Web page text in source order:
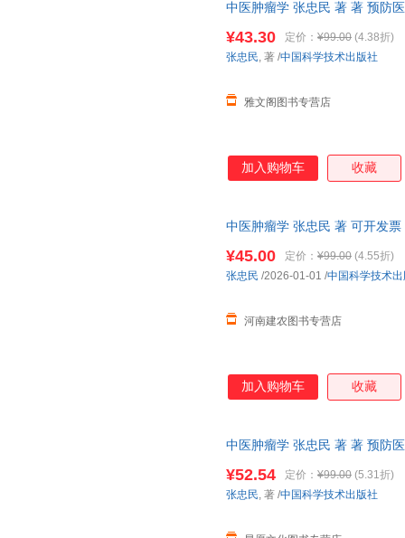
中医肿瘤学 张忠民 著 著 预防
机。
¥43.30 定价： ¥99.00 (4.38折)
雅文阁图书专营店
张忠民, 著 /中国科学技术出版社
加入购物车 收藏
中医肿瘤学 张忠民 著 可开发票
¥45.00 定价： ¥99.00 (4.55折)
河南建农图书专营店
张忠民 /2026-01-01 /中国科学技术
加入购物车 收藏
中医肿瘤学 张忠民 著 著 预防
¥52.54 定价： ¥99.00 (5.31折)
张忠民, 著 /中国科学技术出版社